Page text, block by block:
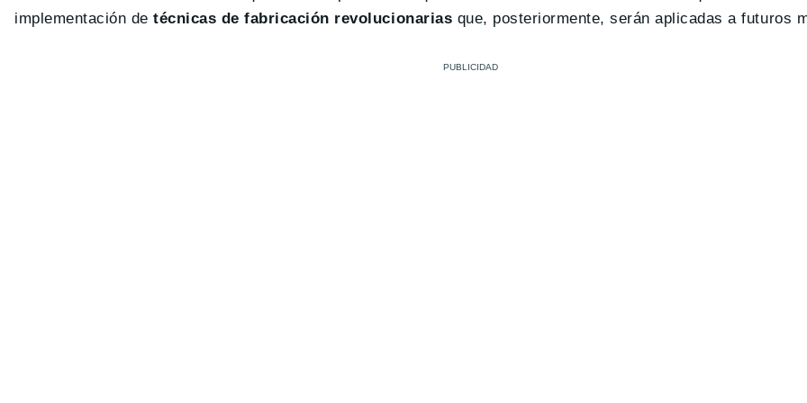
implementación detécnicas de fabricación revolucionarias que, posteriormente, serán aplicadas a futuros